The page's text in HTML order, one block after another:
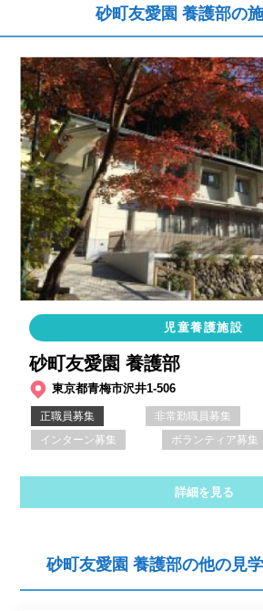
砂町友愛園 養護部の
児童養護施設
砂町友愛園 養護部
東京都青梅市沢井1-506
正職員募集 非常勤職員募集
インターン募集
ボランティア募集
詳細を見る
砂町友愛園 養護部の他の見